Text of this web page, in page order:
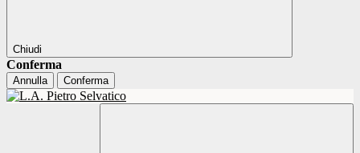
Chiudi
Conferma
Annulla Conferma